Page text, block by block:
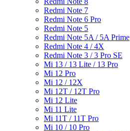
Redmi Note 7
Redmi Note 6 Pro
Redmi Note 5
Redmi Note 5A / 5A Prime
Redmi Note 4 / 4X
Redmi Note 3 / 3 Pro SE
Mi 13 / 13 Lite / 13 Pro
Mi 12 Pro
Mi 12 / 12X
Mi 12T / 12T Pro
Mi 12 Lite
Mi 11 Lite
Mi 11T / 11T Pro
Mi 10 / 10 Pro